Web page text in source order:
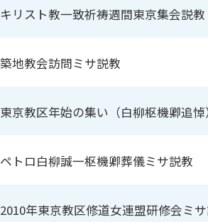
キリスト教一致祈祷週間東京集会説教
築地教会訪問ミサ説教
東京教区年始の集い（白柳枢機卿追
ペトロ白柳誠一枢機卿葬儀ミサ説教
2010年東京教区修道女連盟研修会ミ